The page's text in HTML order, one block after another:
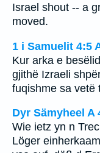
Israel shout -- a
moved.
1 i Samuelit 4:5
Kur arka e
gjithë Izraeli
fuqishme sa vetë
Dyr Sämyheel A
Wie ietz yn n
Löger